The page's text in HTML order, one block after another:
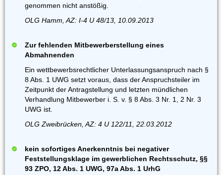
genommen nicht anstößig.
OLG Hamm, AZ: I-4 U 48/13, 10.09.2013
Zur fehlenden Mitbewerberstellung eines
Abmahnenden
Ein wettbewerbsrechtlicher Unterlassungsanspruch nach §
8 Abs. 1 UWG setzt voraus, dass der Anspruchsteiler im
Zeitpunkt der Antragstellung und letzten mündlichen
Verhandlung Mitbewerber i. S. v. § 8 Abs. 3 Nr. 1, 2 Nr. 3
UWG ist.
OLG Zweibrücken, AZ: 4 U 122/11, 22.03.2012
kein sofortiges Anerkenntnis bei negativer
Feststellungsklage im gewerblichen Rechtsschutz, §§
93 ZPO, 12 Abs. 1 UWG, 97a Abs. 1 UrhG